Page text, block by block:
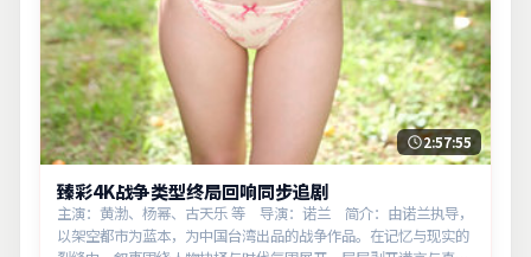
2:57:55
臻彩4K战争类型终局回响同步追剧
主演：黄渤、杨幂、古天乐 等 导演：诺兰 简介：由诺兰执导，
以架空都市为蓝本，为中国台湾出品的战争作品。在记忆与现实的